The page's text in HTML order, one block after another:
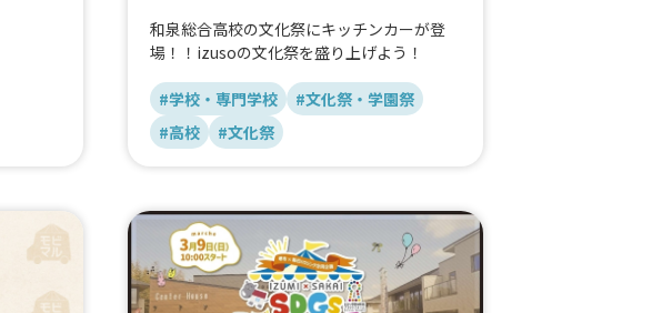
和泉総合高校の文化祭にキッチンカーが登
場！！izusoの文化祭を盛り上げよう！
#学校・専門学校
#文化祭・学園祭
#高校
#文化祭